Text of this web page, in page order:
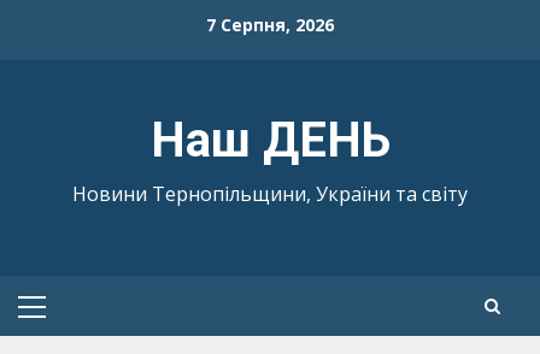
7 Серпня, 2026
Наш ДЕНЬ
Новини Тернопільщини, України та світу
Primary